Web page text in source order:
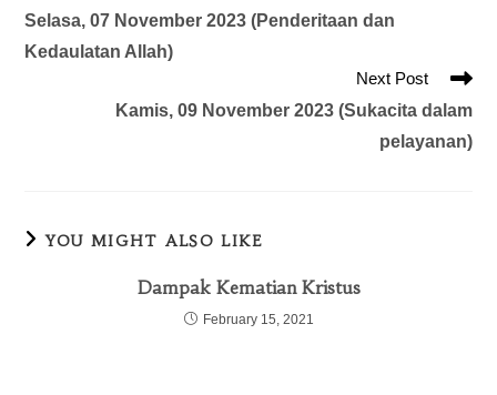
Selasa, 07 November 2023 (Penderitaan dan
Kedaulatan Allah)
Next Post
Kamis, 09 November 2023 (Sukacita dalam
pelayanan)
YOU MIGHT ALSO LIKE
Dampak Kematian Kristus
February 15, 2021